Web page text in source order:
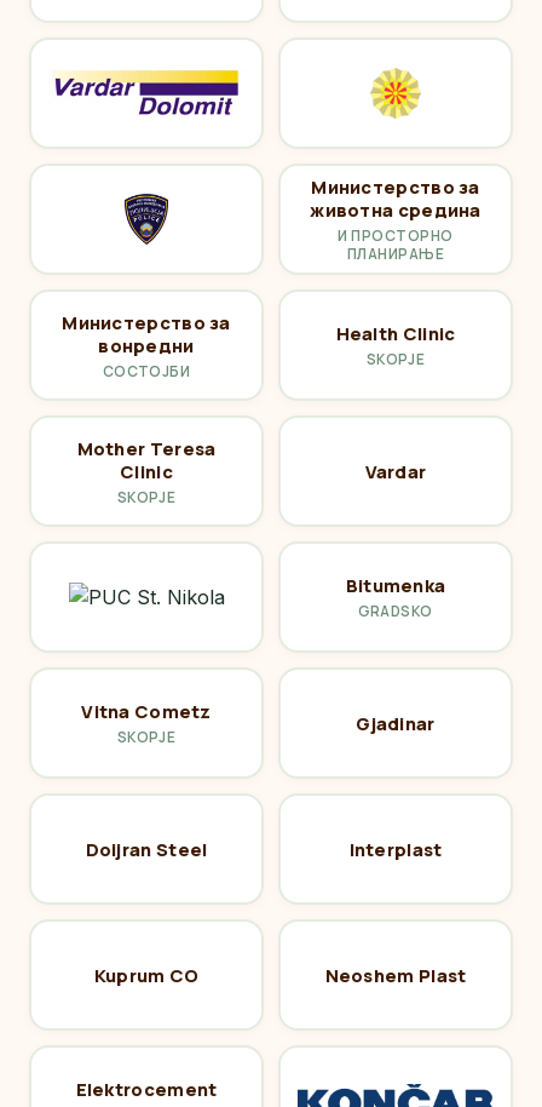
Министерство за
животна средина
И ПРОСТОРНО
ПЛАНИРАЊЕ
Министерство за
вонредни
СОСТОЈБИ
Health Clinic
SKOPJE
Mother Teresa
Clinic
SKOPJE
Vardar
Bitumenka
GRADSKO
Vitna Cometz
SKOPJE
Gjadinar
Doijran Steel Interplast
Kuprum CO Neoshem Plast
Elektrocement